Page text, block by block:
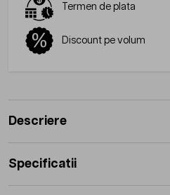
Termen de plata
Discount pe volum
Descriere
Specificatii